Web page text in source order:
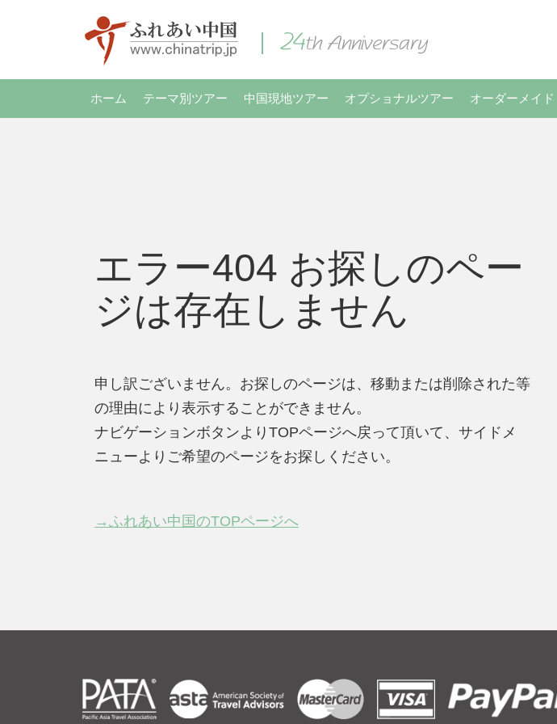
ホーム テーマ別ツアー 中国現地ツアー オプショナルツアー オーダーメイド
エラー404 お探しのペー
ジは存在しません
申し訳ございません。お探しのページは、移動または削除された等
の理由により表示することができません。
ナビゲーションボタンよりTOPページへ戻って頂いて、サイドメ
ニューよりご希望のページをお探しください。
→ふれあい中国のTOPページへ